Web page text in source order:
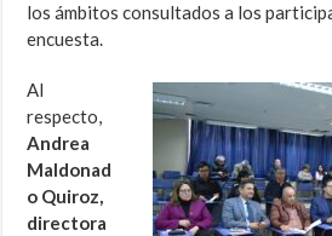
los ámbitos consultados a los
encuesta.
Al
respecto,
Andrea
Maldonad
o Quiroz,
directora